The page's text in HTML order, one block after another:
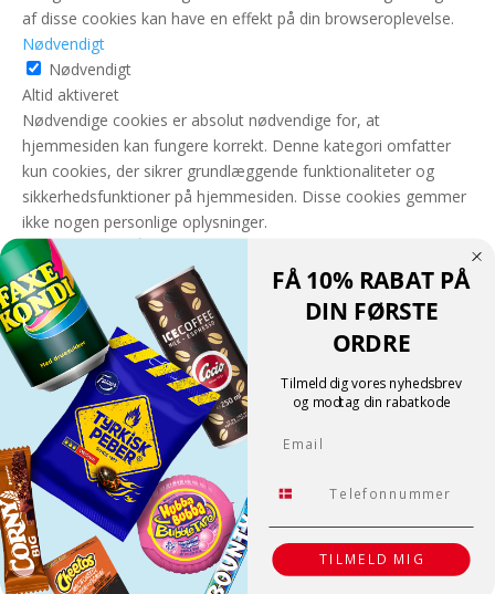
af disse cookies kan have en effekt på din browseroplevelse.
Nødvendigt
Nødvendigt
Altid aktiveret
Nødvendige cookies er absolut nødvendige for, at
hjemmesiden kan fungere korrekt. Denne kategori omfatter
kun cookies, der sikrer grundlæggende funktionaliteter og
sikkerhedsfunktioner på hjemmesiden. Disse cookies gemmer
ikke nogen personlige oplysninger.
GEM & ACCEPTÈR
Translate »
Powered by
Translate
Shopping cart0
Der er ingen produkter i kurven!
Fortsæt med at handle
FÅ 10% RABAT PÅ
DIN FØRSTE
ORDRE
Tilmeld dig vores nyhedsbrev
og modtag din rabatkode
Email
Tlf.
TILMELD MIG